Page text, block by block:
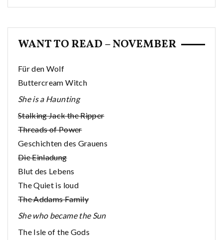
WANT TO READ – NOVEMBER
Für den Wolf
Buttercream Witch
She is a Haunting
Stalking Jack the Ripper
Threads of Power
Geschichten des Grauens
Die Einladung
Blut des Lebens
The Quiet is loud
The Addams Family
She who became the Sun
The Isle of the Gods